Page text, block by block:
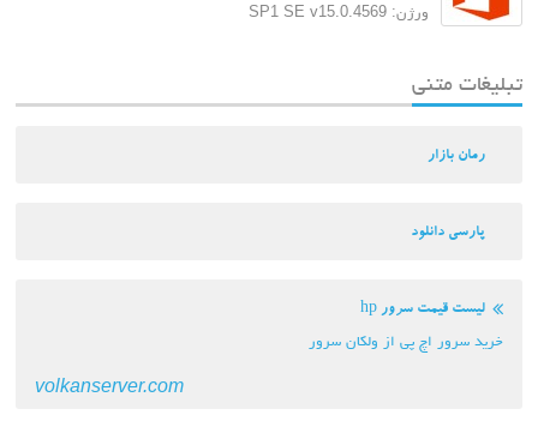
ورژن: SP1 SE v15.0.4569
تبلیغات متنی
رمان بازار
پارسی دانلود
لیست قیمت سرور hp
خرید سرور اچ پی از ولکان سرور
volkanserver.com